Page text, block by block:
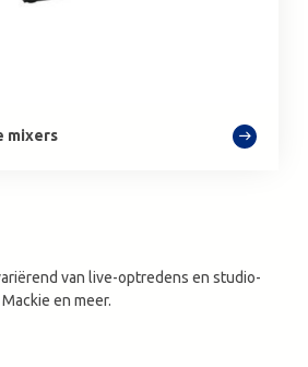
mixers
van live-optredens en studio-
en meer.